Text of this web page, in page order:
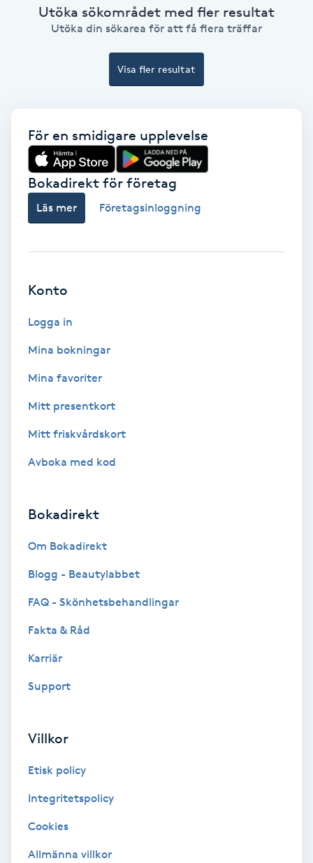
Hot yoga
Hudvård
Hyaluronsyra
Hyperhidros
Hypnos
Hårborttagning
Hårbottenbehandling
Hårvård
Idrottsmassage
IR-massage
Katun fransar
Kemisk peeling
Utöka sökområdet med fler resultat
Utöka din sökarea för att få flera träffar
Visa fler resultat
För en smidigare upplevelse
Bokadirekt för företag
Läs mer Företagsinloggning
Konto
Logga in
Mina bokningar
Mina favoriter
Mitt presentkort
Mitt friskvårdskort
Avboka med kod
Bokadirekt
Om Bokadirekt
Blogg - Beautylabbet
FAQ - Skönhetsbehandlingar
Fakta & Råd
Karriär
Support
Villkor
Etisk policy
Integritetspolicy
Cookies
Allmänna villkor